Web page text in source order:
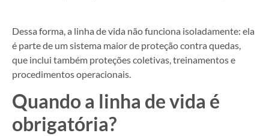
Dessa forma, a linha de vida não funciona isoladamente: ela
é parte de um sistema maior de proteção contra quedas,
que inclui também proteções coletivas, treinamentos e
procedimentos operacionais.
Quando a linha de vida é
obrigatória?